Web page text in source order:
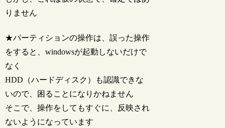
りません
★パーティションの操作は、誤った操作
をすると、windowsが起動しないだけで
なく
HDD（ハードディスク）も認識できな
いので、困ることになりかねません
そこで、操作をしてもすぐに、反映され
ないようになっています